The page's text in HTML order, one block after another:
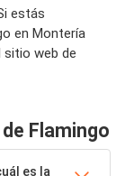
estás
en Montería
sitio web de
Flamingo
es la